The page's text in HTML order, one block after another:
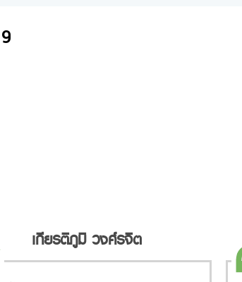
เกียรติภูมิ วงศ์รจิต